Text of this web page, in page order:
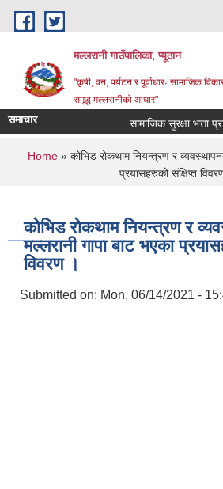
Skip to main content
मल्लरानी गाउँपालिका, प्यूठान
"कृषी, वन, पर्यटन र पूर्वाधारः सामाजिक
समृद्ध मल्लरानीको आधार"
समाचार सामाजिक सुरक्षा भत्ता
You are here
Home» कोभिड रोकथाम नियन्त्रण र
प्रयासहरुको संक्षिप्त
कोभिड रोकथाम नियन्त्रण र
मल्लरानी गापा बाट भएका
विवरण ।
Submitted on: Mon, 06/14/2021 -